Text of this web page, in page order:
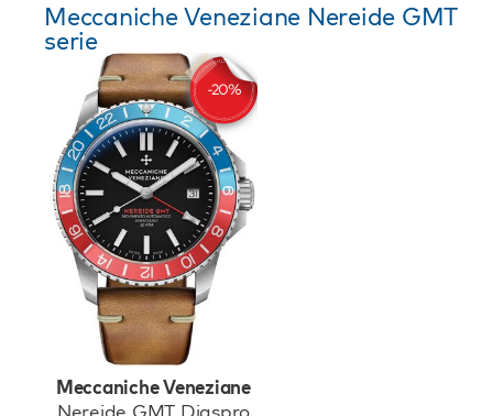
Meccaniche Veneziane Nereide GMT
serie
Meccaniche Veneziane
Nereide GMT Diaspro